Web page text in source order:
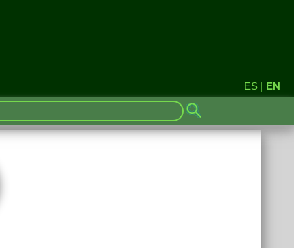
ES | EN